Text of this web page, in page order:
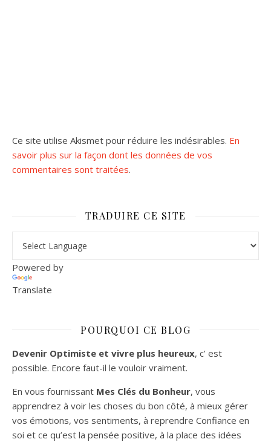
Ce site utilise Akismet pour réduire les indésirables. En
savoir plus sur la façon dont les données de vos
commentaires sont traitées.
TRADUIRE CE SITE
Powered by
Translate
POURQUOI CE BLOG
Devenir Optimiste et vivre plus heureux, c’ est
possible. Encore faut-il le vouloir vraiment.
En vous fournissant Mes Clés du Bonheur, vous
apprendrez à voir les choses du bon côté, à mieux gérer
vos émotions, vos sentiments, à reprendre Confiance en
soi et ce qu’est la pensée positive, à la place des idées